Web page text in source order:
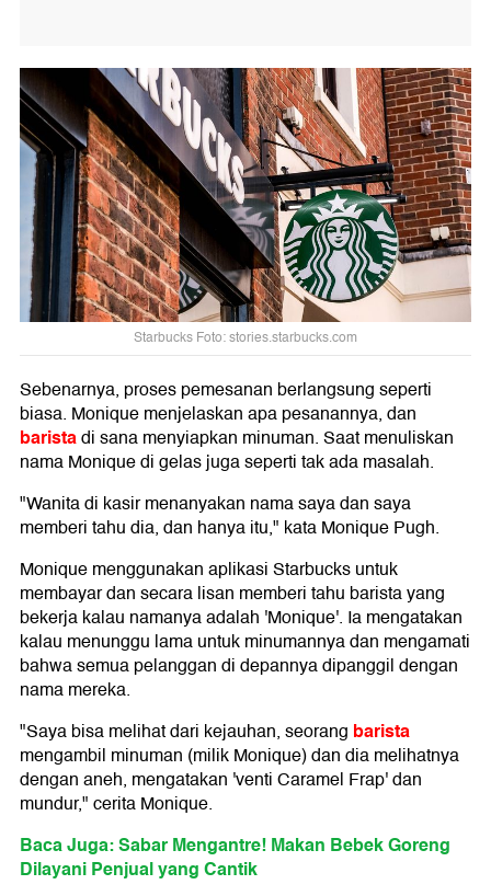
Starbucks Foto: stories.starbucks.com
Sebenarnya, proses pemesanan berlangsung seperti
biasa. Monique menjelaskan apa pesanannya, dan
baristadi sana menyiapkan minuman. Saat menuliskan
nama Monique di gelas juga seperti tak ada masalah.
"Wanita di kasir menanyakan nama saya dan saya
memberi tahu dia, dan hanya itu," kata Monique Pugh.
Monique menggunakan aplikasi Starbucks untuk
membayar dan secara lisan memberi tahu barista yang
bekerja kalau namanya adalah 'Monique'. Ia mengatakan
kalau menunggu lama untuk minumannya dan mengamati
bahwa semua pelanggan di depannya dipanggil dengan
nama mereka.
"Saya bisa melihat dari kejauhan, seorang barista
mengambil minuman (milik Monique) dan dia melihatnya
dengan aneh, mengatakan 'venti Caramel Frap' dan
mundur," cerita Monique.
Baca Juga: Sabar Mengantre! Makan Bebek Goreng
Dilayani Penjual yang Cantik